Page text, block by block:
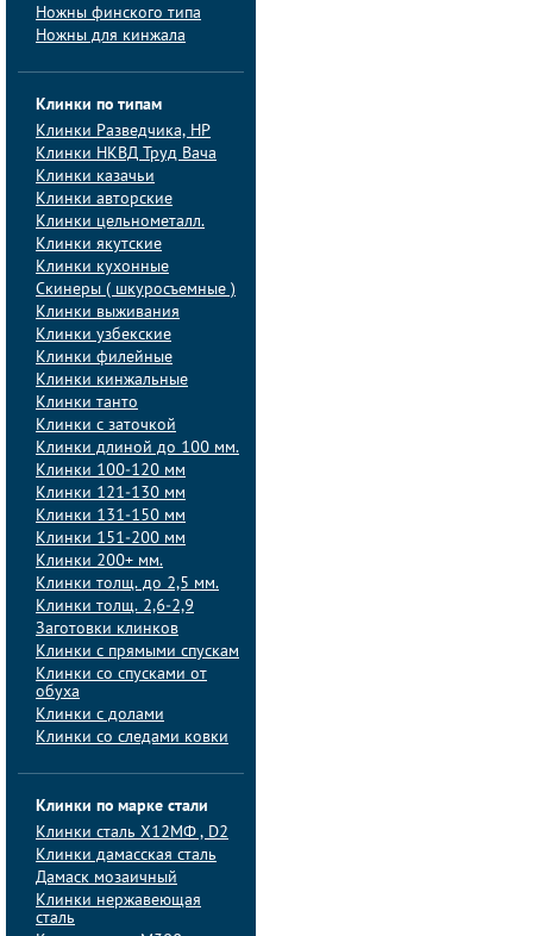
Ножны финского типа
Ножны для кинжала
Клинки по типам
Клинки Pазведчика, НP
Клинки НКВД Труд Вача
Клинки казачьи
Клинки авторские
Клинки цельнометалл.
Клинки якутские
Клинки кухонные
Скинеры ( шкуросъемные )
Клинки выживания
Клинки узбекские
Клинки филейные
Клинки кинжальные
Клинки танто
Клинки с заточкой
Клинки длиной до 100 мм.
Клинки 100-120 мм
Клинки 121-130 мм
Клинки 131-150 мм
Клинки 151-200 мм
Клинки 200+ мм.
Клинки толщ. до 2,5 мм.
Клинки толщ. 2,6-2,9
Заготовки клинков
Клинки с прямыми спускам
Клинки со спусками от
обуха
Клинки с долами
Клинки со следами ковки
Клинки по марке стали
Клинки сталь Х12МФ , D2
Клинки дамасская сталь
Дамаск мозаичный
Клинки нержавеющая
сталь